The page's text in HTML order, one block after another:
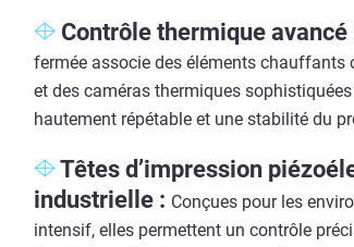
Contrôle thermique avancé
fermée associe des éléments chauffants
et des caméras thermiques
hautement répétable et une stabilité du
Têtes d’impression
industrielle : Conçues pour les
intensif, elles permettent un contrôle